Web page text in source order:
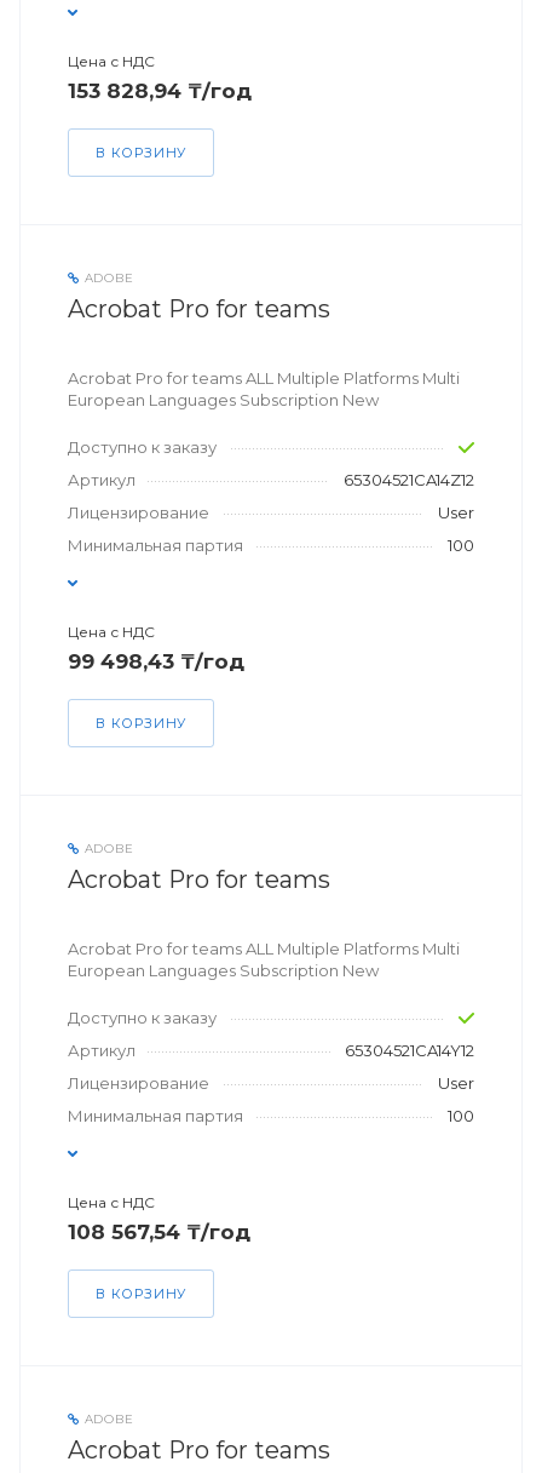
Цена с НДС
153 828,94 ₸/год
В КОРЗИНУ
ADOBE
Acrobat Pro for teams
Acrobat Pro for teams ALL Multiple Platforms Multi
European Languages Subscription New
Доступно к заказу
Артикул
65304521CA14Z12
Лицензирование
User
Минимальная партия
100
Цена с НДС
99 498,43 ₸/год
В КОРЗИНУ
ADOBE
Acrobat Pro for teams
Acrobat Pro for teams ALL Multiple Platforms Multi
European Languages Subscription New
Доступно к заказу
Артикул
65304521CA14Y12
Лицензирование
User
Минимальная партия
100
Цена с НДС
108 567,54 ₸/год
В КОРЗИНУ
ADOBE
Acrobat Pro for teams